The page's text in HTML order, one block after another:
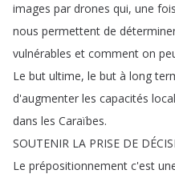
images par drones qui, une fois
nous permettent de
vulnérables et comment on
Le but ultime, le but à long
d'augmenter les capacités
dans les Caraïbes.
SOUTENIR LA PRISE DE
Le prépositionnement c'est